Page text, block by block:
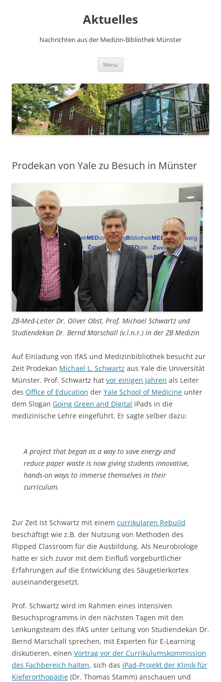
Aktuelles
Nachrichten aus der Medizin-Bibliothek Münster
Menü
Prodekan von Yale zu Besuch in Münster
ZB-Med-Leiter Dr. Oliver Obst, Prof. Michael Schwartz und
Studiendekan Dr. Bernd Marschall (v.l.n.r.) in der ZB Medizin
Auf Einladung von IfAS und Medizinbibliothek besucht zur
Zeit Prodekan Michael L. Schwartz aus Yale die Universität
Münster. Prof. Schwartz hat vor einigen Jahren als Leiter
des Office of Education der Yale School of Medicine unter
dem Slogan Going Green and Digital iPads in die
medizinische Lehre eingeführt. Er sagte selber dazu:
A project that began as a way to save energy and
reduce paper waste is now giving students innovative,
hands-on ways to immerse themselves in their
curriculum.
Zur Zeit ist Schwartz mit einem currikularen Rebuild
beschäftigt wie z.B. der Nutzung von Methoden des
Flipped Classroom für die Ausbildung. Als Neurobiologe
hatte er sich zuvor mit dem Einfluß vorgeburtlicher
Erfahrungen auf die Entwicklung des Säugetierkortex
auseinandergesetzt.
Prof. Schwartz wird im Rahmen eines intensiven
Besuchsprogramms in den nächsten Tagen mit den
Lenkungsteam des IfAS unter Leitung von Studiendekan Dr.
Bernd Marschall sprechen, mit Experten für E-Learning
diskutieren, einen Vortrag vor der Currikulumskommission
des Fachbereich halten, sich das iPad-Projekt der Klinik für
Kieferorthopädie (Dr. Thomas Stamm) anschauen und